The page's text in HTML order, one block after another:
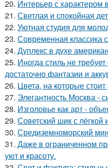
20. Интерьер с характером
21. Светлая и спокойная
22. Уютная студия для
23. Современная
24. Дуплекс в духе
25. Иногда стиль не
достаточно фантазии и
26. Цвета, на которые
27. Элегантность Москва -
28. Изголовье как арт -
29. Советский шик с лёгкой
30. Средиземноморский
31. Даже в ограниченном
уют и красоту.